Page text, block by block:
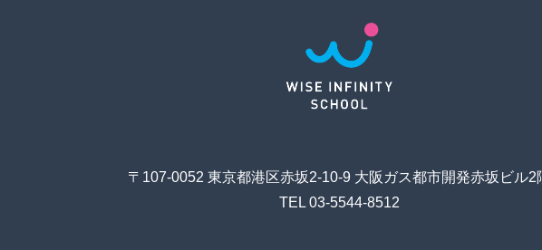
〒107-0052 東京都港区赤坂2-10-9 大阪ガス都市開発赤坂ビル2
TEL 03-5544-8512